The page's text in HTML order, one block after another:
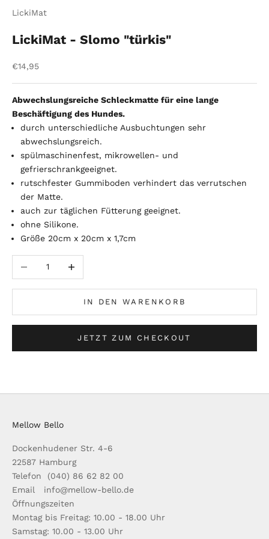
LickiMat
LickiMat - Slomo "türkis"
Angebot
€14,95
Abwechslungsreiche Schleckmatte für eine lange
Beschäftigung des Hundes.
durch unterschiedliche Ausbuchtungen sehr
abwechslungsreich.
spülmaschinenfest, mikrowellen- und
gefrierschrankgeeignet.
rutschfester Gummiboden verhindert das verrutschen
der Matte.
auch zur täglichen Fütterung geeignet.
ohne Silikone.
Größe 20cm x 20cm x 1,7cm
Anzahl verringern
IN DEN WARENKORB
JETZT ZUM CHECKOUT
Mellow Bello
Dockenhudener Str. 4-6
22587 Hamburg
Telefon (040) 86 62 82 00
Email info@mellow-bello.de
Öffnungszeiten
Montag bis Freitag: 10.00 - 18.00 Uhr
Samstag: 10.00 - 13.00 Uhr